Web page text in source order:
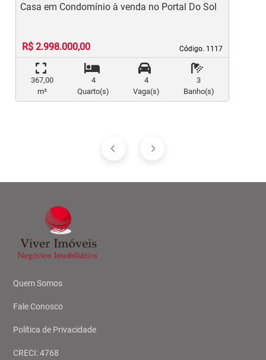
Código. 1117
Código. 1117
Casa em Condomínio à venda no Portal Do Sol
R$ 2.998.000,00
367,00
m²
4
Quarto(s)
4
Vaga(s)
3
Banho(s)
Quem Somos
Fale Conosco
Política de Privacidade
CRECI: 4768